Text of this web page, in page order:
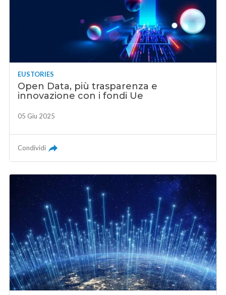
EUSTORIES
Open Data, più trasparenza e
innovazione con i fondi Ue
05 Giu 2025
Condividi